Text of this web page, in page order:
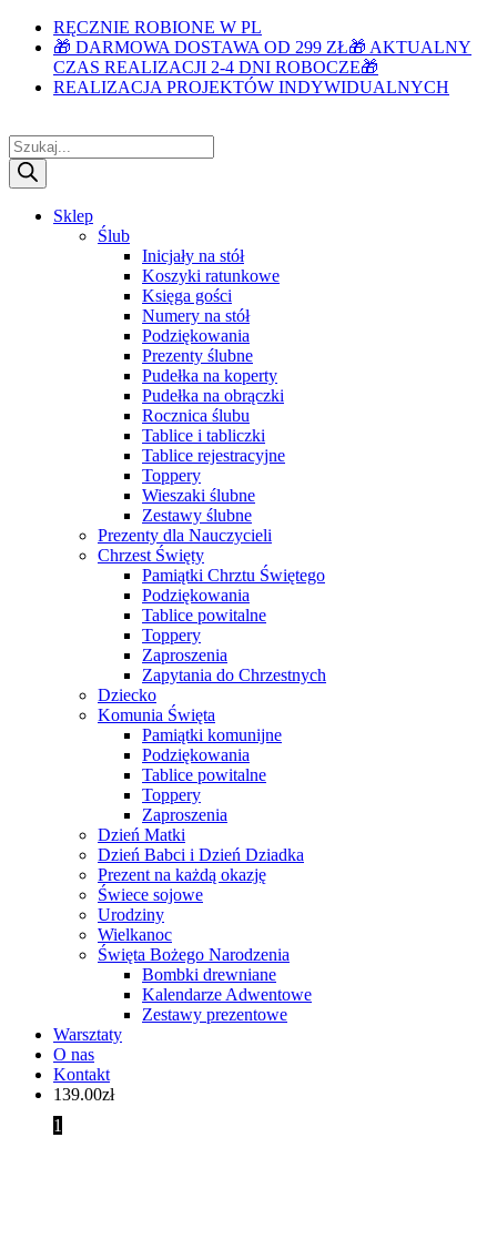
RĘCZNIE ROBIONE W PL
🎁 DARMOWA DOSTAWA OD 299 ZŁ🎁 AKTUALNY
CZAS REALIZACJI 2-4 DNI ROBOCZE🎁
REALIZACJA PROJEKTÓW INDYWIDUALNYCH
Wyszukiwarka
produktów
Sklep
Ślub
Inicjały na stół
Koszyki ratunkowe
Księga gości
Numery na stół
Podziękowania
Prezenty ślubne
Pudełka na koperty
Pudełka na obrączki
Rocznica ślubu
Tablice i tabliczki
Tablice rejestracyjne
Toppery
Wieszaki ślubne
Zestawy ślubne
Prezenty dla Nauczycieli
Chrzest Święty
Pamiątki Chrztu Świętego
Podziękowania
Tablice powitalne
Toppery
Zaproszenia
Zapytania do Chrzestnych
Dziecko
Komunia Święta
Pamiątki komunijne
Podziękowania
Tablice powitalne
Toppery
Zaproszenia
Dzień Matki
Dzień Babci i Dzień Dziadka
Prezent na każdą okazję
Świece sojowe
Urodziny
Wielkanoc
Święta Bożego Narodzenia
Bombki drewniane
Kalendarze Adwentowe
Zestawy prezentowe
Warsztaty
O nas
Kontakt
139.00zł
1